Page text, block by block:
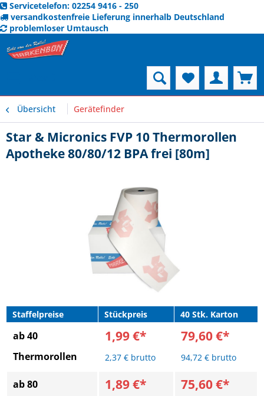
Servicetelefon: 02254 9416 - 250
versandkostenfreie Lieferung innerhalb Deutschland
problemloser Umtausch
Übersicht Gerätefinder
Star & Micronics FVP 10 Thermorollen
Apotheke 80/80/12 BPA frei [80m]
Staffelpreise Stückpreis 40 Stk. Karton
ab 40
Thermorollen
1,99 €*
2,37 € brutto
79,60 €*
94,72 € brutto
ab 80
1,89 €* 75,60 €*